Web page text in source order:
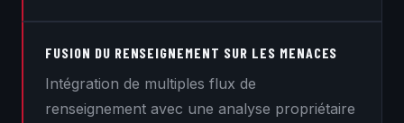
FUSION DU RENSEIGNEMENT SUR LES MENACES
Intégration de multiples flux de
renseignement avec une analyse propriétaire